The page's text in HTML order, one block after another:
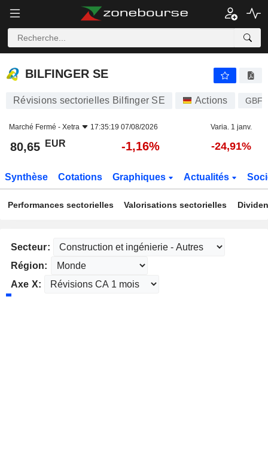
BILFINGER SE
BILFINGER SE
Révisions sectorielles Bilfinger SE Actions GBF
Marché Fermé - Xetra 17:35:19 07/08/2026 Varia. 1 janv.
80,65 EUR -1,16% -24,91%
Synthèse Cotations Graphiques Actualités
Performances sectorielles Valorisations sectorielles
Secteur:
Région:
Axe X: